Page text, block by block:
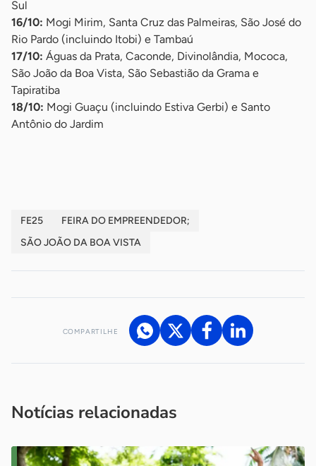
Sul
16/10: Mogi Mirim, Santa Cruz das Palmeiras, São José do
Rio Pardo (incluindo Itobi) e Tambaú
17/10: Águas da Prata, Caconde, Divinolândia, Mococa,
São João da Boa Vista, São Sebastião da Grama e
Tapiratiba
18/10: Mogi Guaçu (incluindo Estiva Gerbi) e Santo
Antônio do Jardim
FE25
FEIRA DO EMPREENDEDOR;
SÃO JOÃO DA BOA VISTA
COMPARTILHE
Notícias relacionadas